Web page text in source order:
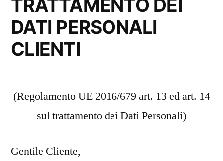
TRATTAMENTO DEI
DATI PERSONALI
CLIENTI
(Regolamento UE 2016/679 art. 13 ed art. 14
sul trattamento dei Dati Personali)
Gentile Cliente,